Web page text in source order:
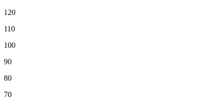
120
110
100
90
80
70